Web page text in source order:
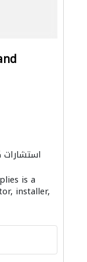
استشارات
is a
installer,